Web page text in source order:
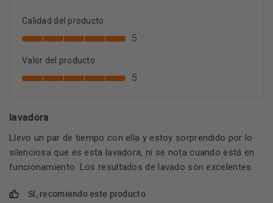
Calidad del producto
5
Valor del producto
5
lavadora
Llevo un par de tiempo con ella y estoy sorprendido por lo
silenciosa que es esta lavadora, ni se nota cuando está en
funcionamiento. Los resultados de lavado son excelentes.
Sí, recomiendo este producto